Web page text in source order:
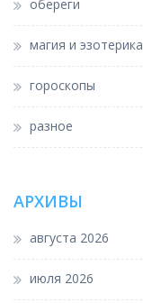
обереги
магия и эзотерика
гороскопы
разное
АРХИВЫ
августа 2026
июля 2026